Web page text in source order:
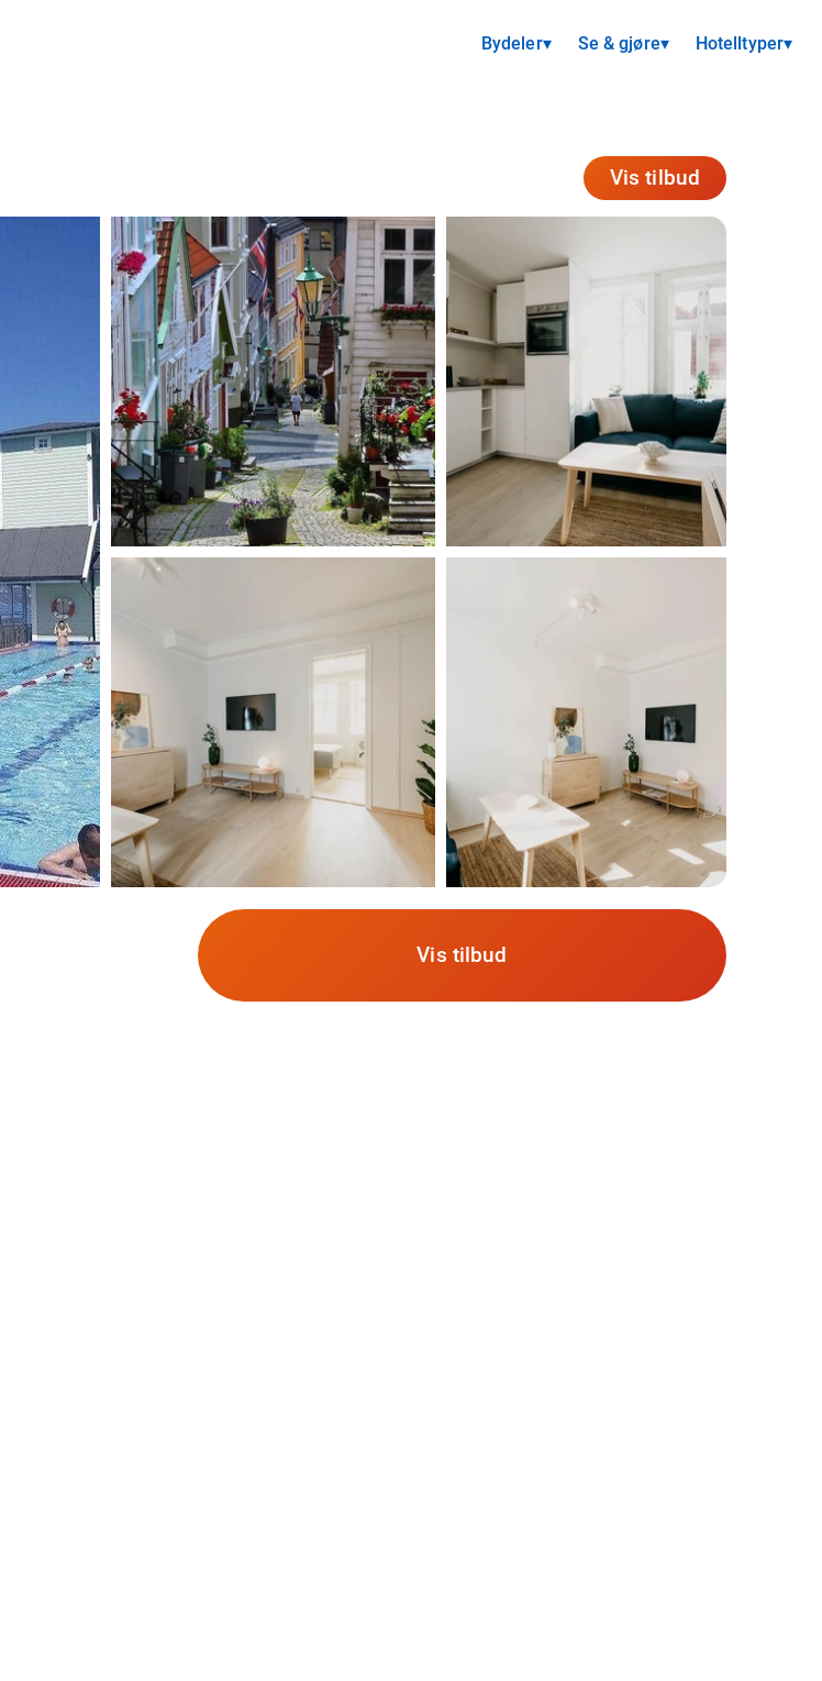
Bydeler▾ Se & gjøre▾ Hotelltyper▾
Vis tilbud
Vis tilbud